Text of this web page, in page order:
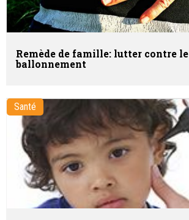
Remède de famille: lutter contre le
ballonnement
Santé